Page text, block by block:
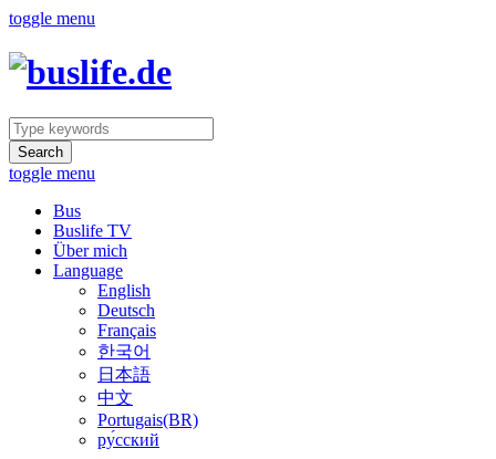
toggle menu
Search
toggle menu
Bus
Buslife TV
Über mich
Language
English
Deutsch
Français
한국어
日本語
中文
Portugais(BR)
ру́сский